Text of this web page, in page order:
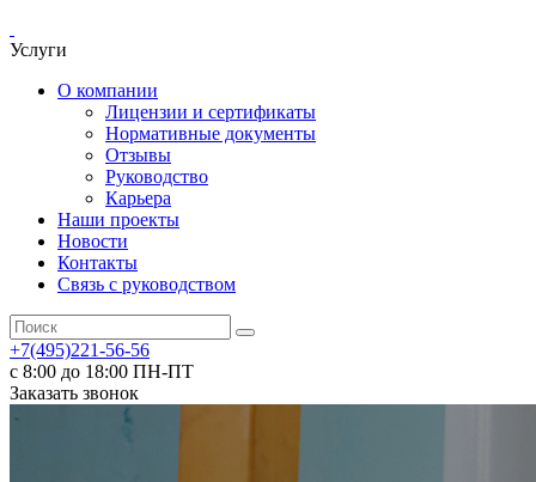
Услуги
О компании
Лицензии и сертификаты
Нормативные документы
Отзывы
Руководство
Карьера
Наши проекты
Новости
Контакты
Связь с руководством
+7(495)221-56-56
с 8:00 до 18:00 ПН-ПТ
Заказать звонок